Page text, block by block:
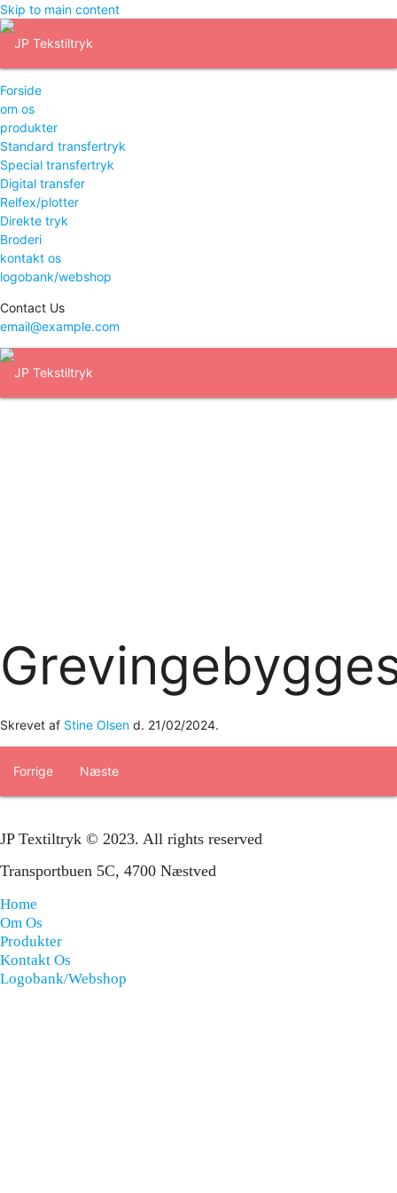
Skip to main content
Forside
om os
produkter
Standard transfertryk
Special transfertryk
Digital transfer
Relfex/plotter
Direkte tryk
Broderi
kontakt os
logobank/webshop
Contact Us
email@example.com
Skrevet af Stine Olsen d. 21/02/2024.
Forrige Næste
JP Textiltryk © 2023. All rights reserved
Transportbuen 5C, 4700 Næstved
Home
Om Os
Produkter
Kontakt Os
Logobank/webshop